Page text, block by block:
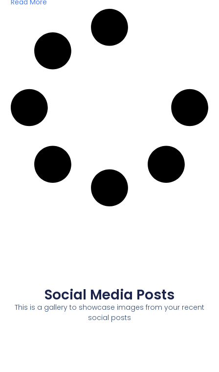
Social Media Posts
This is a gallery to showcase images from your recent
social posts